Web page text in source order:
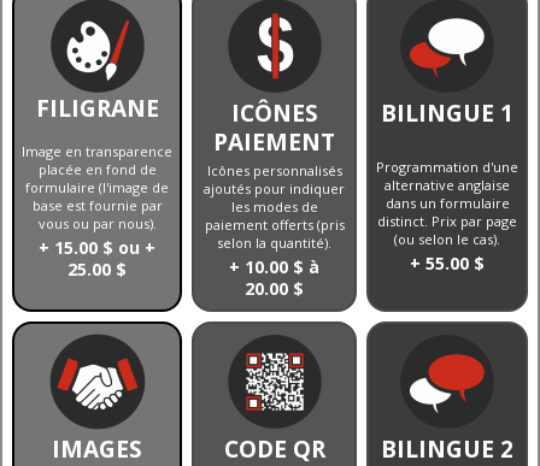
FILIGRANE
Image en transparence
placée en fond de
formulaire (l'image de
base est fournie par
vous ou par nous).
+ 15.00 $ ou +
25.00 $
ICÔNES
PAIEMENT
Icônes personnalisés
ajoutés pour indiquer
les modes de
paiement offerts (pris
selon la quantité).
+ 10.00 $ à
20.00 $
BILINGUE 1
Programmation d'une
alternative anglaise
dans un formulaire
distinct. Prix par page
(ou selon le cas).
+ 55.00 $
IMAGES CODE QR BILINGUE 2